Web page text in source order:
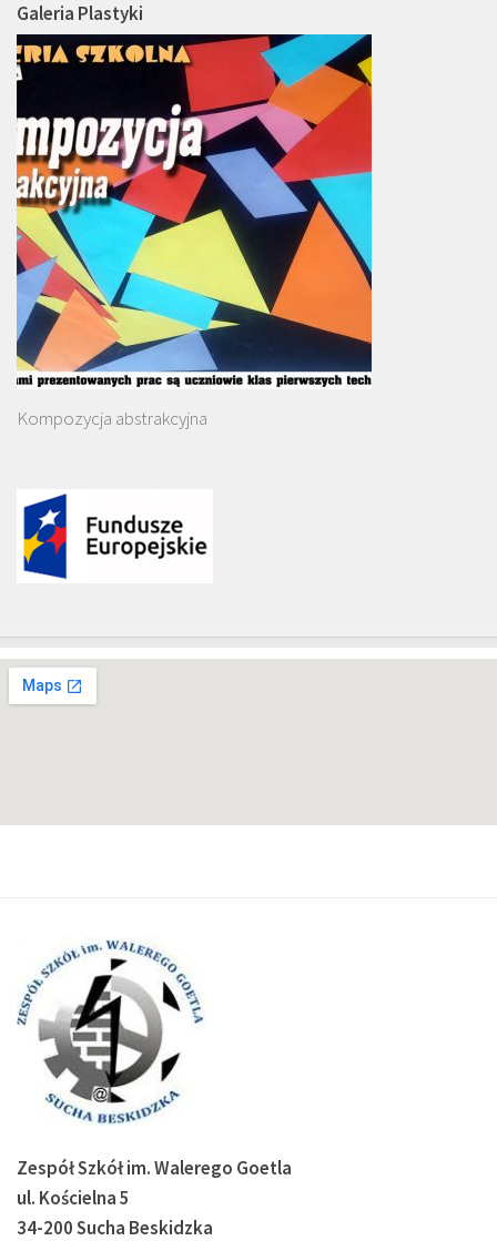
Galeria Plastyki
Kompozycja abstrakcyjna
Zespół Szkół im. Walerego Goetla
ul. Kościelna 5
34-200 Sucha Beskidzka